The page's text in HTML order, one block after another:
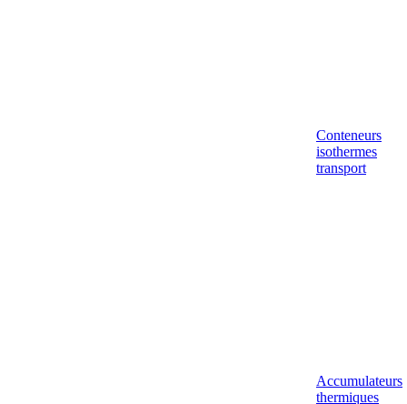
Conteneurs
isothermes
transport
Accumulateurs
thermiques